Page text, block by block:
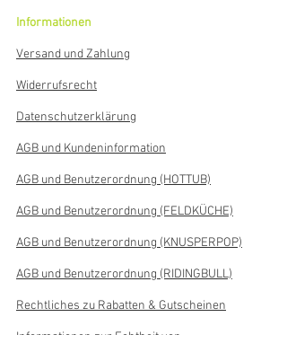
Informationen
Versand und Zahlung
Widerrufsrecht
Datenschutzerklärung
AGB und Kundeninformation
AGB und Benutzerordnung (HOTTUB)
AGB und Benutzerordnung (FELDKÜCHE)
AGB und Benutzerordnung (KNUSPERPOP)
AGB und Benutzerordnung (RIDINGBULL)
Rechtliches zu Rabatten & Gutscheinen
Informationen zur Echtheit von